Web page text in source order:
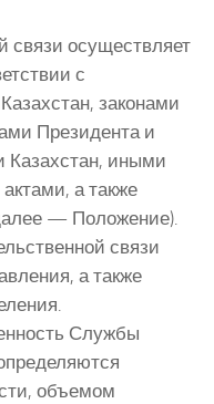
связи осуществляет
с
законами
Президента и
Казахстан, иными
а также
— Положение).
связи
а также
Службы
объемом